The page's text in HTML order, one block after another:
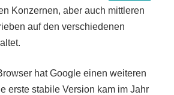
Konzernen, aber auch mittleren
auf den verschiedenen
hat Google einen weiteren
erste stabile Version kam im Jahr